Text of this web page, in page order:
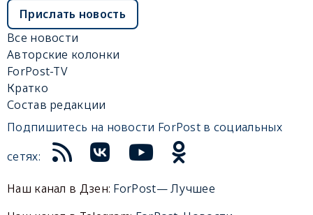
Прислать новость
Все новости
Авторские колонки
ForPost-TV
Кратко
Состав редакции
Подпишитесь на новости ForPost в социальных
сетях:
Наш канал в Дзен: ForPost— Лучшее